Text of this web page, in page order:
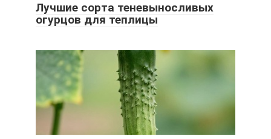
Лучшие сорта теневыносливых
огурцов для теплицы